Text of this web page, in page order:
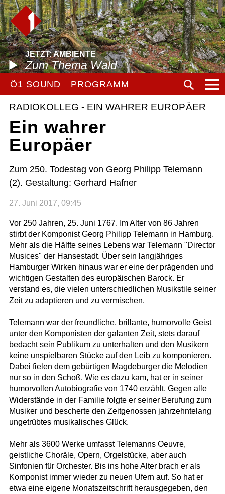
JETZT: AMBIENTE
Zum Thema Wald
Ö1 SOUND PROGRAMM
RADIOKOLLEG - EIN WAHRER EUROPÄER
Ein wahrer
Europäer
Zum 250. Todestag von Georg Philipp Telemann
(2). Gestaltung: Gerhard Hafner
27. Juni 2017, 09:45
Vor 250 Jahren, 25. Juni 1767. Im Alter von 86 Jahren
stirbt der Komponist Georg Philipp Telemann in Hamburg.
Mehr als die Hälfte seines Lebens war Telemann "Director
Musices" der Hansestadt. Über sein langjähriges
Hamburger Wirken hinaus war er eine der prägenden und
wichtigen Gestalten des europäischen Barock. Er
verstand es, die vielen unterschiedlichen Musikstile seiner
Zeit zu adaptieren und zu vermischen.
Telemann war der freundliche, brillante, humorvolle Geist
unter den Komponisten der galanten Zeit, stets darauf
bedacht sein Publikum zu unterhalten und den Musikern
keine unspielbaren Stücke auf den Leib zu komponieren.
Dabei fielen dem gebürtigen Magdeburger die Melodien
nur so in den Schoß. Wie es dazu kam, hat er in seiner
humorvollen Autobiografie von 1740 erzählt. Gegen alle
Widerstände in der Familie folgte er seiner Berufung zum
Musiker und bescherte den Zeitgenossen jahrzehntelang
ungetrübtes musikalisches Glück.
Mehr als 3600 Werke umfasst Telemanns Oeuvre,
geistliche Choräle, Opern, Orgelstücke, aber auch
Sinfonien für Orchester. Bis ins hohe Alter brach er als
Komponist immer wieder zu neuen Ufern auf. So hat er
etwa eine eigene Monatszeitschrift herausgegeben, den